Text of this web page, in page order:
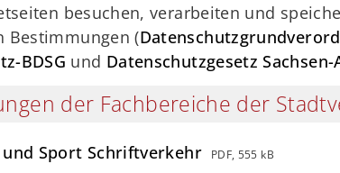
besuchen, verarbeiten und
Bestimmungen (
BDSG und Datenschutzgesetz Sachsen-
der Fachbereiche der
Sport Schriftverkehr PDF, 555 kB